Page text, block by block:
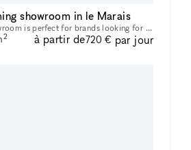
showroom in le Marais
My showroom is perfect for brands looking for small places in a great area such as Le Marais. The entire space is 46 square meters and the showroom area is about 25 square meters. My place includes f
2 à partir de720 € par jour